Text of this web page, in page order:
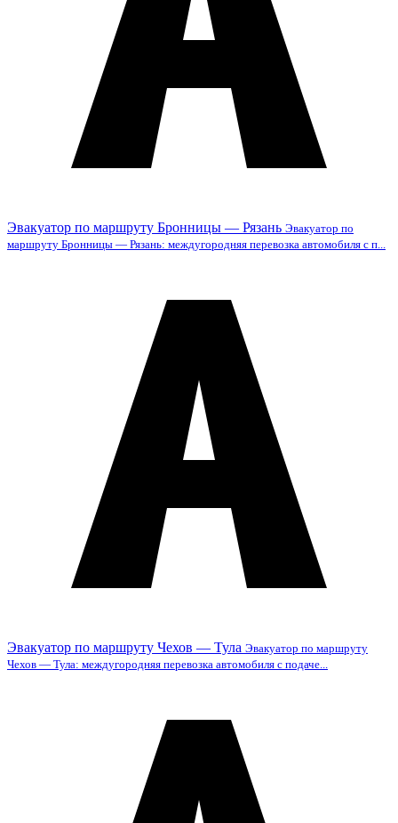
Эвакуатор по маршруту Бронницы — Рязань Эвакуатор по
маршруту Бронницы — Рязань: междугородняя перевозка автомобиля с п...
Эвакуатор по маршруту Чехов — Тула Эвакуатор по маршруту
Чехов — Тула: междугородняя перевозка автомобиля с подаче...